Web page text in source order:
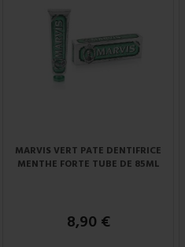
MARVIS VERT PATE DENTIFRICE
MENTHE FORTE TUBE DE 85ML
8,90 €